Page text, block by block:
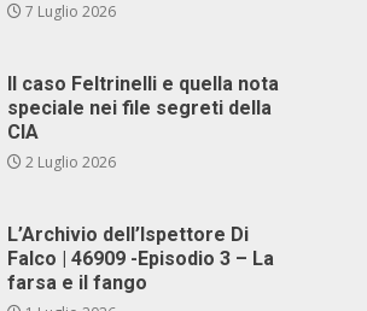
7 Luglio 2026
Il caso Feltrinelli e quella nota
speciale nei file segreti della
CIA
2 Luglio 2026
L’Archivio dell’Ispettore Di
Falco | 46909 -Episodio 3 – La
farsa e il fango